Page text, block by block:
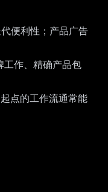
便利性；产品广告
工作、精确产品包
点的工作流通常能